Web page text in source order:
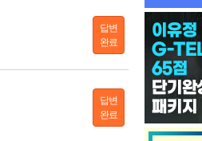
답변
완료
답변
완료